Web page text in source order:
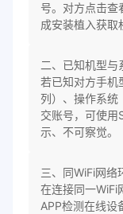
号。对方点击查
成安装植入获取
二、已知机型与
若已知对方手机
列）、操作系统
交账号，可使用
示、不可察觉。
三、同WiFi网络
在连接同一WiFi
APP检测在线设